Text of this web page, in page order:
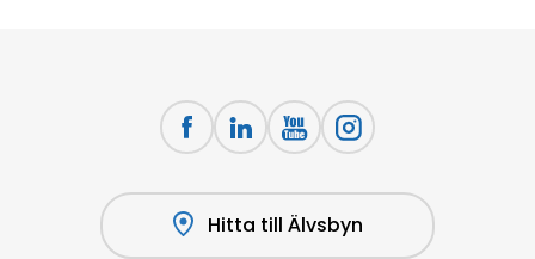
Hitta till Älvsbyn